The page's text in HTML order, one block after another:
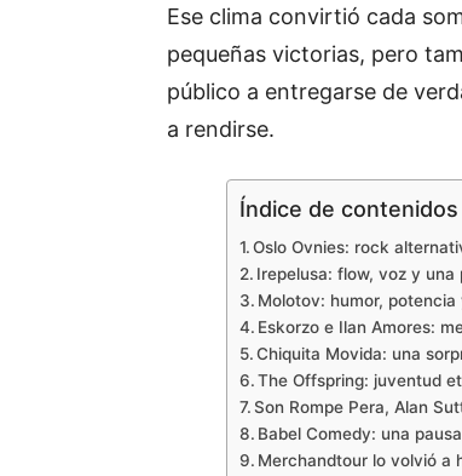
Ese clima convirtió cada
pequeñas victorias, pero
público a entregarse de
a rendirse.
Índice de contenidos
Oslo Ovnies: rock
Irepelusa: flow, voz y una
Molotov: humor,
Eskorzo e Ilan Amores:
Chiquita Movida: una
The Offspring: juventud
Son Rompe Pera, Alan
Babel Comedy: una
Merchandtour lo volvió a